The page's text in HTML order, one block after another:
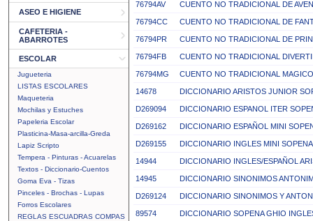
ASEO E HIGIENE
CAFETERIA -
ABARROTES
ESCOLAR
Jugueteria
LISTAS ESCOLARES
Maqueteria
Mochilas y Estuches
Papeleria Escolar
Plasticina-Masa-arcilla-Greda
Lapiz Scripto
Tempera - Pinturas - Acuarelas
Textos - Diccionario-Cuentos
Goma Eva - Tizas
Pinceles - Brochas - Lupas
Forros Escolares
REGLAS ESCUADRAS COMPAS
76794AV CUENTO NO TRADICIONAL DE
76794CC CUENTO NO TRADICIONAL DE
76794PR CUENTO NO TRADICIONAL DE
76794FB CUENTO NO TRADICIONAL
76794MG CUENTO NO TRADICIONAL
14678 DICCIONARIO ARISTOS JUNIOR
D269094 DICCIONARIO ESPANOL ITER
D269162 DICCIONARIO ESPAÑOL MINI
D269155 DICCIONARIO INGLES MINI SOPENA
14944 DICCIONARIO INGLES/ESPAÑOL
14945 DICCIONARIO SINONIMOS
D269124 DICCIONARIO SINONIMOS Y
89574 DICCIONARIO SOPENA GHIO